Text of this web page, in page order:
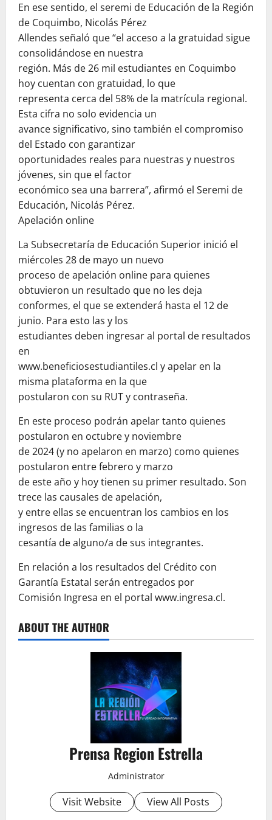
En ese sentido, el seremi de Educación de la Región
de Coquimbo, Nicolás Pérez
Allendes señaló que “el acceso a la gratuidad sigue
consolidándose en nuestra
región. Más de 26 mil estudiantes en Coquimbo
hoy cuentan con gratuidad, lo que
representa cerca del 58% de la matrícula regional.
Esta cifra no solo evidencia un
avance significativo, sino también el compromiso
del Estado con garantizar
oportunidades reales para nuestras y nuestros
jóvenes, sin que el factor
económico sea una barrera”, afirmó el Seremi de
Educación, Nicolás Pérez.
Apelación online
La Subsecretaría de Educación Superior inició el
miércoles 28 de mayo un nuevo
proceso de apelación online para quienes
obtuvieron un resultado que no les deja
conformes, el que se extenderá hasta el 12 de
junio. Para esto las y los
estudiantes deben ingresar al portal de resultados
en
www.beneficiosestudiantiles.cl y apelar en la
misma plataforma en la que
postularon con su RUT y contraseña.
En este proceso podrán apelar tanto quienes
postularon en octubre y noviembre
de 2024 (y no apelaron en marzo) como quienes
postularon entre febrero y marzo
de este año y hoy tienen su primer resultado. Son
trece las causales de apelación,
y entre ellas se encuentran los cambios en los
ingresos de las familias o la
cesantía de alguno/a de sus integrantes.
En relación a los resultados del Crédito con
Garantía Estatal serán entregados por
Comisión Ingresa en el portal www.ingresa.cl.
ABOUT THE AUTHOR
Prensa Region Estrella
Administrator
Visit Website View All Posts